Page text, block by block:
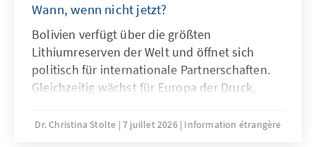
Wann, wenn nicht jetzt?
Bolivien verfügt über die größten
Lithiumreserven der Welt und öffnet sich
politisch für internationale Partnerschaften.
Gleichzeitig wächst für Europa der Druck,
Kann hier ein strategisches Bündnis mit
Dr. Christina Stolte 7 juillet 2026 Information étrangère